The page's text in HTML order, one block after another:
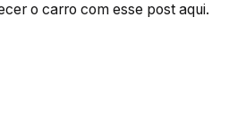
o carro com esse post aqui.